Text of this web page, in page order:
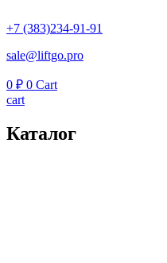
+7 (383)234-91-91
sale@liftgo.pro
0 ₽ 0 Cart
cart
Каталог